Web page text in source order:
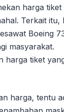
harga tiket
Terkait itu,
Boeing
masyarakat.
harga tiket
harga, tentu